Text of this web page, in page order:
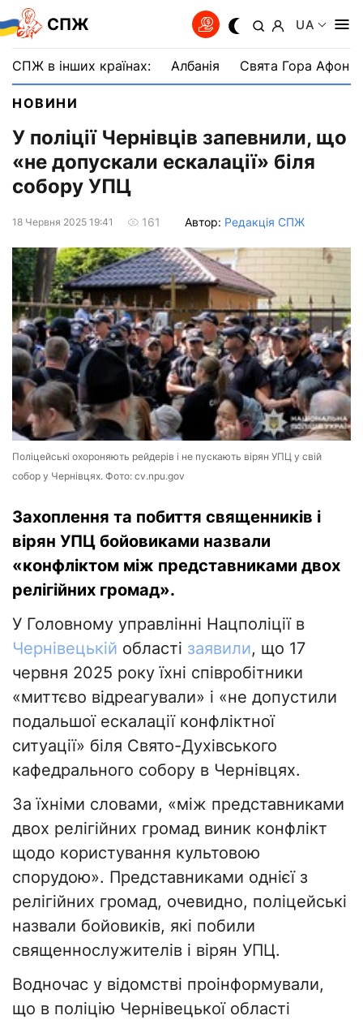
СПЖ UA
СПЖ в інших країнах: Албанія Свята Гора Афон
НОВИНИ
У поліції Чернівців запевнили, що
«не допускали ескалації» біля
собору УПЦ
18 Червня 2025 19:41 161 Автор: Редакція СПЖ
Поліцейські охороняють рейдерів і не пускають вірян УПЦ у свій
собор у Чернівцях. Фото: cv.npu.gov
Захоплення та побиття священників і
вірян УПЦ бойовиками назвали
«конфліктом між представниками двох
релігійних громад».
У Головному управлінні Нацполіції в
Чернівецькій області заявили, що 17
червня 2025 року їхні співробітники
«миттєво відреагували» і «не допустили
подальшої ескалації конфліктної
ситуації» біля Свято-Духівського
кафедрального собору в Чернівцях.
За їхніми словами, «між представниками
двох релігійних громад виник конфлікт
щодо користування культовою
спорудою». Представниками однієї з
релігійних громад, очевидно, поліцейські
назвали бойовиків, які побили
священнослужителів і вірян УПЦ.
Водночас у відомстві проінформували,
що в поліцію Чернівецької області